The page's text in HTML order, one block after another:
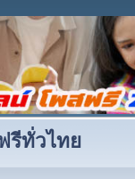
รีทั่วไทย